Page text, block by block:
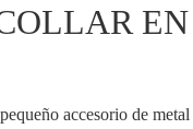
EN
accesorio de metal